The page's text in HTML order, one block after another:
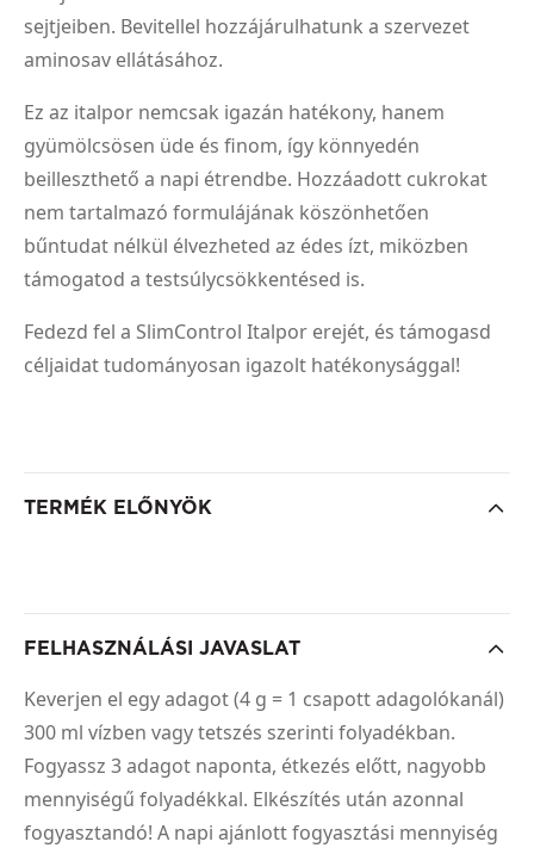
sejtjeiben. Bevitellel hozzájárulhatunk a szervezet
aminosav ellátásához.
Ez az italpor nemcsak igazán hatékony, hanem
gyümölcsösen üde és finom, így könnyedén
beilleszthető a napi étrendbe. Hozzáadott cukrokat
nem tartalmazó formulájának köszönhetően
bűntudat nélkül élvezheted az édes ízt, miközben
támogatod a testsúlycsökkentésed is.
Fedezd fel a SlimControl Italpor erejét, és támogasd
céljaidat tudományosan igazolt hatékonysággal!
TERMÉK ELŐNYÖK
FELHASZNÁLÁSI JAVASLAT
Keverjen el egy adagot (4 g = 1 csapott adagolókanál)
300 ml vízben vagy tetszés szerinti folyadékban.
Fogyassz 3 adagot naponta, étkezés előtt, nagyobb
mennyiségű folyadékkal. Elkészítés után azonnal
fogyasztandó! A napi ajánlott fogyasztási mennyiség